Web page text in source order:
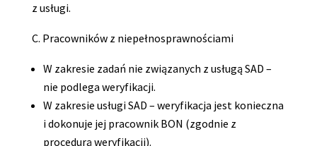
z usługi.
C. Pracowników z niepełnosprawnościami
W zakresie zadań nie związanych z usługą SAD –
nie podlega weryfikacji.
W zakresie usługi SAD – weryfikacja jest konieczna
i dokonuje jej pracownik BON (zgodnie z
procedurą weryfikacji).